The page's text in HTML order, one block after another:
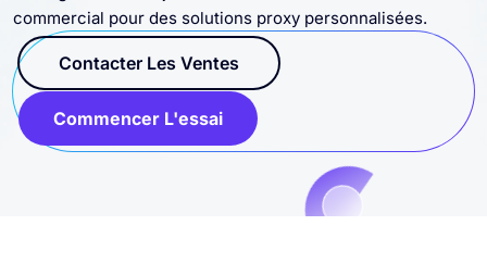
commercial pour des solutions proxy personnalisées.
Contacter Les Ventes
Commencer L'essai